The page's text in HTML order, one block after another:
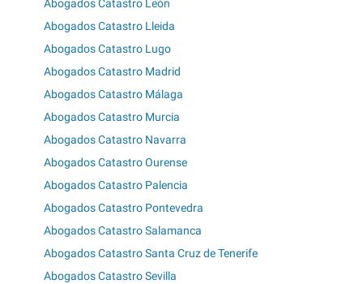
Abogados Catastro León
Abogados Catastro Lleida
Abogados Catastro Lugo
Abogados Catastro Madrid
Abogados Catastro Málaga
Abogados Catastro Murcia
Abogados Catastro Navarra
Abogados Catastro Ourense
Abogados Catastro Palencia
Abogados Catastro Pontevedra
Abogados Catastro Salamanca
Abogados Catastro Santa Cruz de Tenerife
Abogados Catastro Sevilla